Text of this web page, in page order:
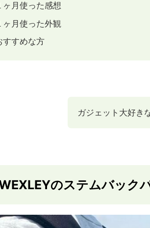
ヶ月使った感想
ヶ月使った外観
すすめな方
ガジェット大好き
のステムバック